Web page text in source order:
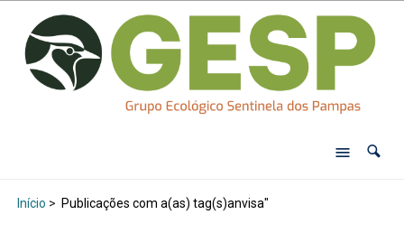
Início > Publicações com a(as) tag(s)anvisa"